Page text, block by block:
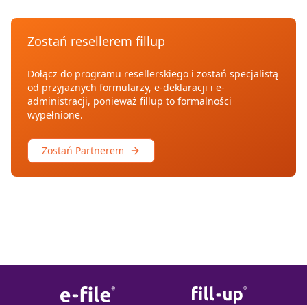
Zostań resellerem fillup
Dołącz do programu resellerskiego i zostań specjalistą
od przyjaznych formularzy, e-deklaracji i e-
administracji, ponieważ fillup to formalności
wypełnione.
Zostań Partnerem